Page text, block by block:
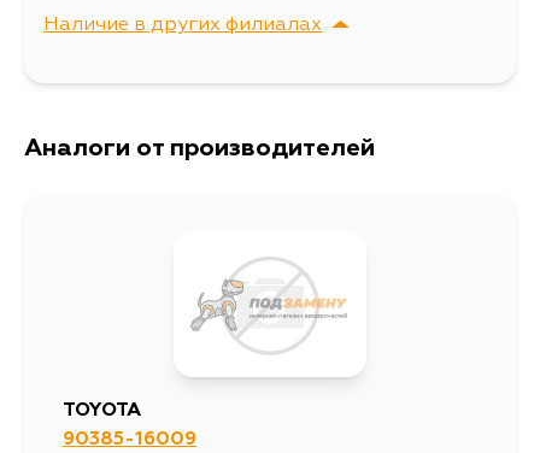
Наличие в других филиалах
г. Владивосток,
Аналоги от производителей
TOYOTA
90385-16009